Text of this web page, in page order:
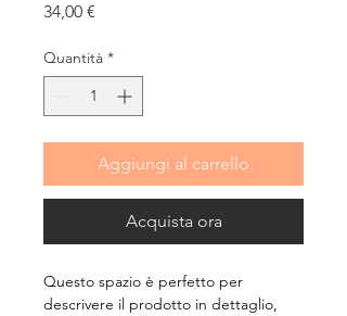
34,00 €
Quantità *
Aggiungi al carrello
Acquista ora
Questo spazio è perfetto per
descrivere il prodotto in dettaglio,